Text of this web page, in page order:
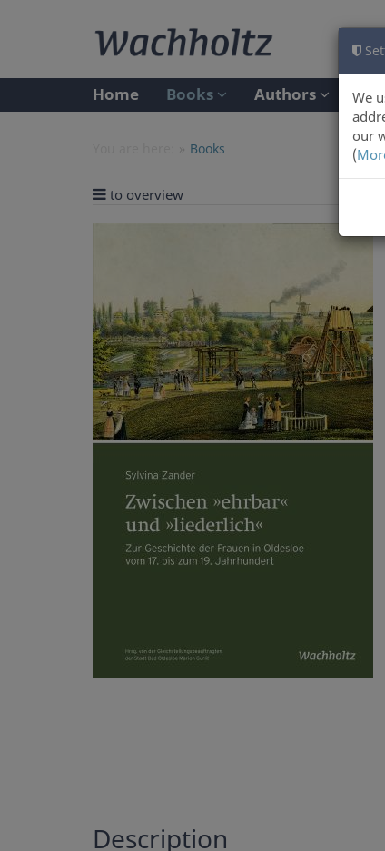
We
our
(
Home Books Authors
Books
to overview
Description